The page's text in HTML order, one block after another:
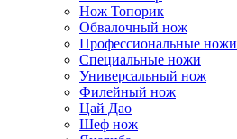
Нож Топорик
Обвалочный нож
Профессиональные ножи
Специальные ножи
Универсальный нож
Филейный нож
Цай Дао
Шеф нож